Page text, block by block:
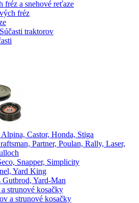
fréz
Alpina, Castor, Honda, Stiga
Partner, Poulan, Rally, Laser,
Snapper, Simplicity
Yard King
Yard-Man
strunové kosačky